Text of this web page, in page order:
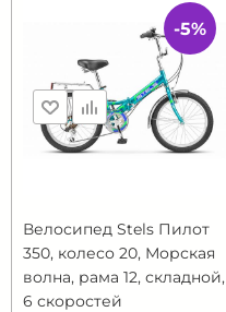
Велосипед Stels Пилот
350, колесо 20, Морская
волна, рама 12, складной,
6 скоростей
-5%